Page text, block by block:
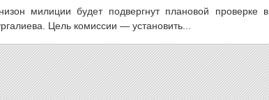
милиции будет подвергнут плановой проверке в
Цель комиссии — установить...